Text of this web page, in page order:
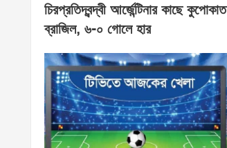
চিরপ্রতিদ্বন্দ্বী আর্জেন্টিনার কাছে কুপোকাত
ব্রাজিল, ৬-০ গোলে হার